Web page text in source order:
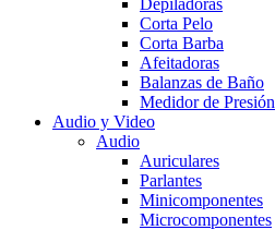
Depiladoras
Corta Pelo
Corta Barba
Afeitadoras
Balanzas de Baño
Medidor de Presión
Audio y Video
Audio
Auriculares
Parlantes
Minicomponentes
Microcomponentes